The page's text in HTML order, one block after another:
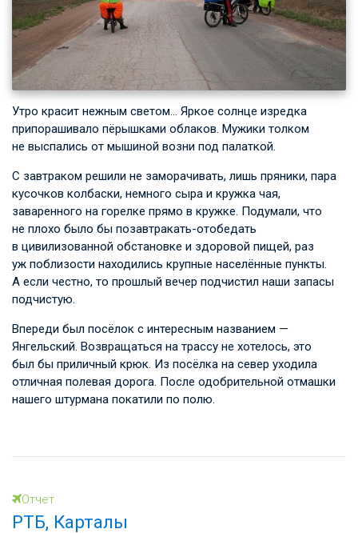
Утро красит нежным светом… Яркое солнце изредка
припорашивало пёрышками облаков. Мужики толком
не выспались от мышиной возни под палаткой.
С завтраком решили не заморачивать, лишь пряники, пара
кусочков колбаски, немного сыра и кружка чая,
заваренного на горелке прямо в кружке. Подумали, что
не плохо было бы позавтракать-отобедать
в цивилизованной обстановке и здоровой пищей, раз
уж поблизости находились крупные населённые пункты.
А если честно, то прошлый вечер подчистил наши запасы
подчистую.
Впереди был посёлок с интересным названием —
Янгельский. Возвращаться на трассу не хотелось, это
был бы приличный крюк. Из посёлка на север уходила
отличная полевая дорога. После одобрительной отмашки
нашего штурмана покатили по полю.
Отчет
РТБ, Карталы